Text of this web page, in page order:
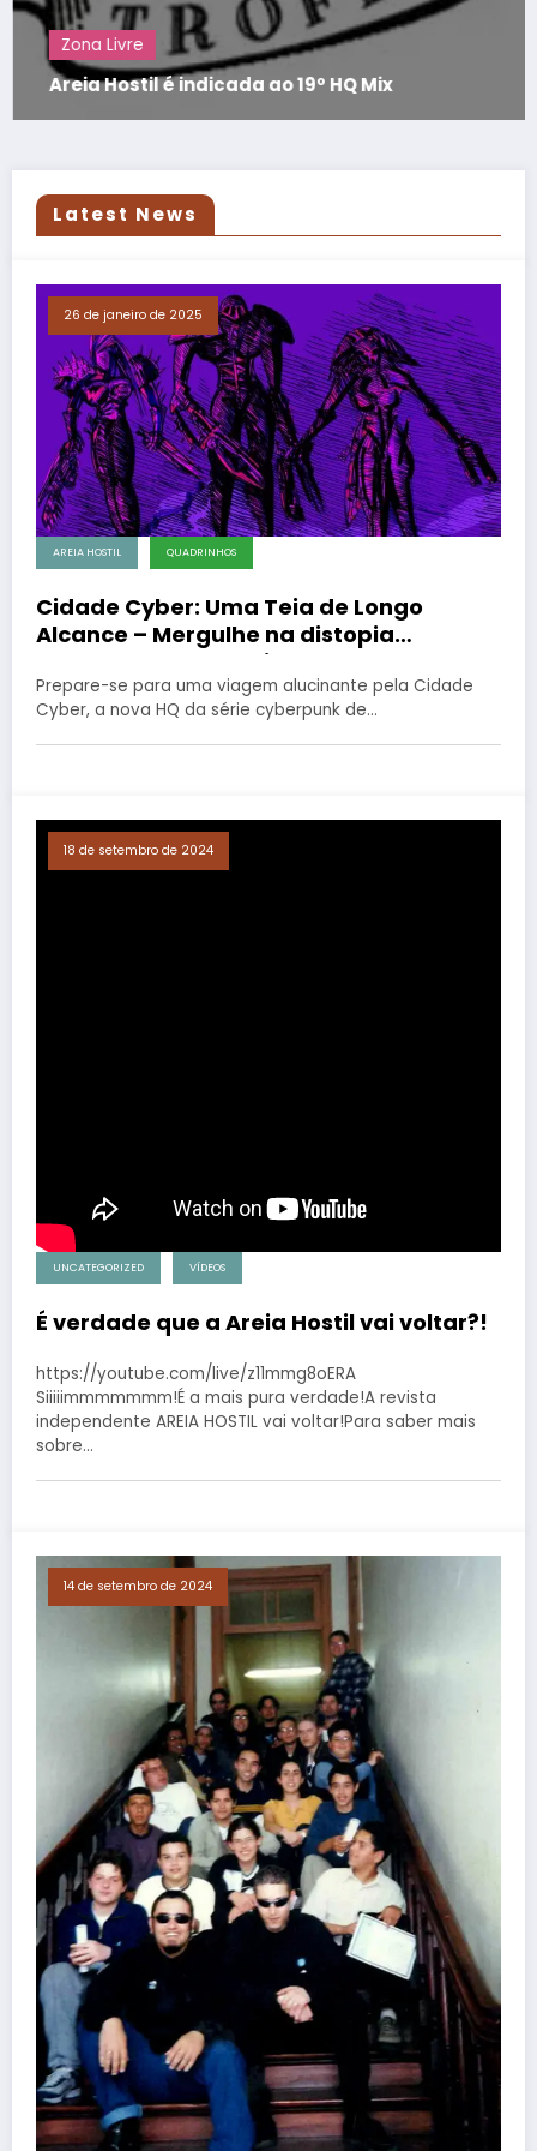
Zona Livre
Areia Hostil é indicada ao 19º HQ Mix
Latest News
26 de janeiro de 2025
AREIA HOSTIL QUADRINHOS
Cidade Cyber: Uma Teia de Longo
Alcance – Mergulhe na distopia
cyberpunk de Law Tissot!
Prepare-se para uma viagem alucinante pela Cidade
Cyber, a nova HQ da série cyberpunk de…
18 de setembro de 2024
UNCATEGORIZED VÍDEOS
É verdade que a Areia Hostil vai voltar?!
https://youtube.com/live/z11mmg8oERA
Siiiiimmmmmmm!É a mais pura verdade!A revista
independente AREIA HOSTIL vai voltar!Para saber mais
sobre…
14 de setembro de 2024